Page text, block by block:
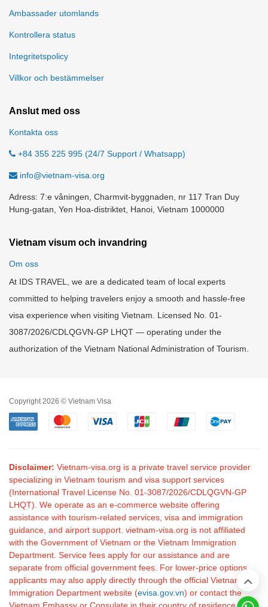
Ambassader utomlands
Kontrollera status
Integritetspolicy
Villkor och bestämmelser
Anslut med oss
Kontakta oss
+84 355 225 995 (24/7 Support / Whatsapp)
info@vietnam-visa.org
Adress: 7:e våningen, Charmvit-byggnaden, nr 117 Tran Duy
Hung-gatan, Yen Hoa-distriktet, Hanoi, Vietnam 1000000
Vietnam visum och invandring
Om oss
At IDS TRAVEL, we are a dedicated team of local experts
committed to helping travelers enjoy a smooth and hassle-free
visa experience when visiting Vietnam. Licensed No. 01-
3087/2026/CDLQGVN-GP LHQT — operating under the
authorization of the Vietnam National Administration of Tourism.
Copyright 2026 © Vietnam Visa
Disclaimer: Vietnam-visa.org is a private travel service provider
specializing in Vietnam tourism and visa support services
(International Travel License No. 01-3087/2026/CDLQGVN-GP
LHQT). We operate as an e-commerce website offering
assistance with tourism-related services, visa and immigration
guidance, and airport support. vietnam-visa.org is not affiliated
with the Government of Vietnam or the Vietnam Immigration
Department. Service fees apply for our assistance and are
separate from official government fees. For lower-price options,
applicants may also apply directly through the official Vietnam
Immigration Department website (evisa.gov.vn) or contact the